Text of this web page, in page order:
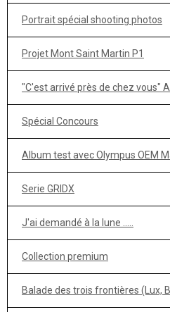
Portrait spécial shooting photos
Projet Mont Saint Martin P1
"C'est arrivé près de chez vous"
Spécial Concours
Album test avec Olympus OEM
Serie GRIDX
J'ai demandé à la lune .....
Collection premium
Balade des trois frontières (Lux,